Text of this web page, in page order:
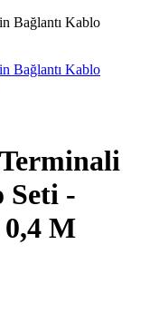
Seti -
M